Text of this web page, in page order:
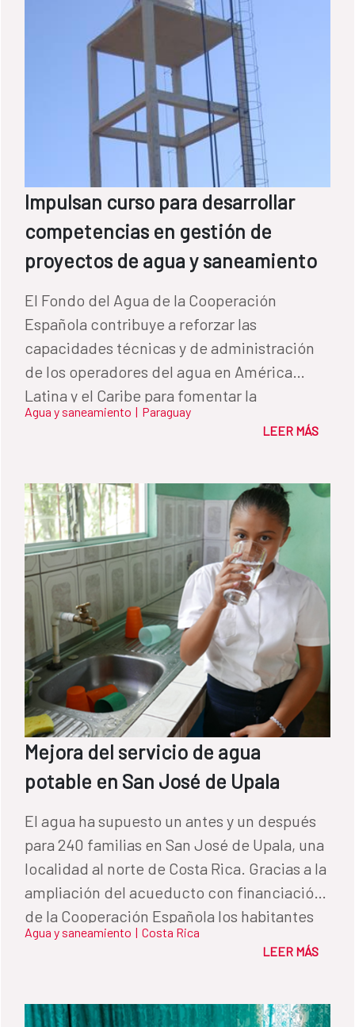
Impulsan curso para desarrollar
competencias en gestión de
proyectos de agua y saneamiento
El Fondo del Agua de la Cooperación
Española contribuye a reforzar las
capacidades técnicas y de administración
de los operadores del agua en América
Latina y el Caribe para fomentar la
sostenibilidad de los programas. En
servidores públicos en alianza con el
Gobierno.
Agua y saneamiento | Paraguay
LEER MÁS
Mejora del servicio de agua
potable en San José de Upala
El agua ha supuesto un antes y un después
para 240 familias en San José de Upala, una
localidad al norte de Costa Rica. Gracias a la
ampliación del acueducto con financiación
de la Cooperación Española los habitantes
podrán disfrutar de un servicio continuo, sin
Agua y saneamiento | Costa Rica
LEER MÁS